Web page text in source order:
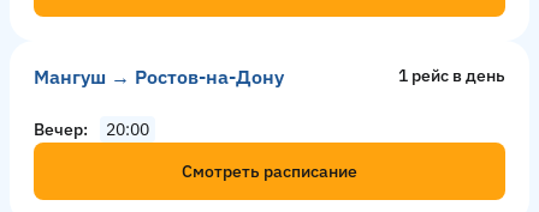
Мангуш → Ростов-на-Дону 1 рейс в день
Вечер
20:00
Смотреть расписание